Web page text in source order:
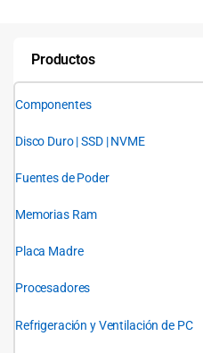
Productos
Componentes
Disco Duro | SSD | NVME
Fuentes de Poder
Memorias Ram
Placa Madre
Procesadores
Refrigeración y Ventilación de PC